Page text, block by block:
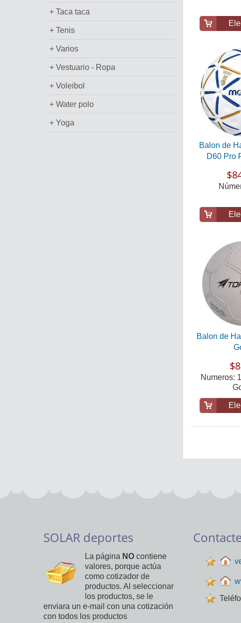
+ Taca taca
+ Tenis
+ Varios
+ Vestuario - Ropa
+ Voleibol
+ Water polo
+ Yoga
Balon de
D60 Pro
Balon de
Numeros:
SOLAR deportes
La página NO contiene
valores, porque actúa
como cotizador de
productos. Al seleccionar
los productos, se le
enviara un e-mail con una cotización
con todos los productos